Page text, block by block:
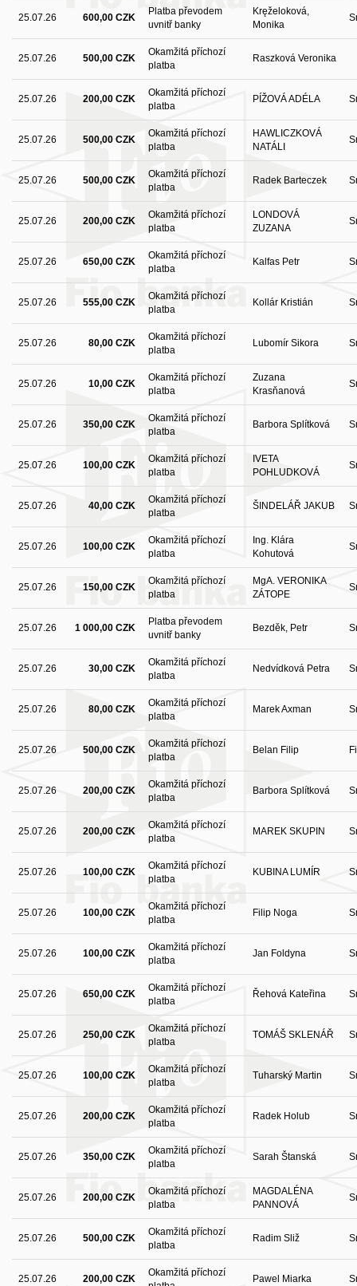
25.07.26 600,00 CZK
Platba převodem
uvnitř banky
Kręželoková,
Monika
25.07.26 500,00 CZK
Okamžitá příchozí
platba
Raszková Veronika
25.07.26 200,00 CZK
Okamžitá příchozí
platba
PÍŽOVÁ ADÉLA
25.07.26 500,00 CZK
Okamžitá příchozí
platba
HAWLICZKOVÁ
NATÁLI
25.07.26 500,00 CZK
Okamžitá příchozí
platba
Radek Barteczek
25.07.26 200,00 CZK
Okamžitá příchozí
platba
LONDOVÁ
ZUZANA
25.07.26 650,00 CZK
Okamžitá příchozí
platba
Kalfas Petr
25.07.26 555,00 CZK
Okamžitá příchozí
platba
Kollár Kristián
25.07.26 80,00 CZK
Okamžitá příchozí
platba
Lubomír Sikora
25.07.26 10,00 CZK
Okamžitá příchozí
platba
Zuzana
Krasňanová
25.07.26 350,00 CZK
Okamžitá příchozí
platba
Barbora Splítková
25.07.26 100,00 CZK
Okamžitá příchozí
platba
IVETA
POHLUDKOVÁ
25.07.26 40,00 CZK
Okamžitá příchozí
platba
ŠINDELÁŘ JAKUB
25.07.26 100,00 CZK
Okamžitá příchozí
platba
Ing. Klára
Kohutová
25.07.26 150,00 CZK
Okamžitá příchozí
platba
MgA. VERONIKA
ZÁTOPE
25.07.26 1 000,00 CZK
Platba převodem
uvnitř banky
Bezděk, Petr
25.07.26 30,00 CZK
Okamžitá příchozí
platba
Nedvídková Petra
25.07.26 80,00 CZK
Okamžitá příchozí
platba
Marek Axman
25.07.26 500,00 CZK
Okamžitá příchozí
platba
Belan Filip
25.07.26 200,00 CZK
Okamžitá příchozí
platba
Barbora Splítková
25.07.26 200,00 CZK
Okamžitá příchozí
platba
MAREK SKUPIN
25.07.26 100,00 CZK
Okamžitá příchozí
platba
KUBINA LUMÍR
25.07.26 100,00 CZK
Okamžitá příchozí
platba
Filip Noga
25.07.26 100,00 CZK
Okamžitá příchozí
platba
Jan Foldyna
25.07.26 650,00 CZK
Okamžitá příchozí
platba
Řehová Kateřina
25.07.26 250,00 CZK
Okamžitá příchozí
platba
TOMÁŠ SKLENÁŘ
25.07.26 100,00 CZK
Okamžitá příchozí
platba
Tuharský Martin
25.07.26 200,00 CZK
Okamžitá příchozí
platba
Radek Holub
25.07.26 350,00 CZK
Okamžitá příchozí
platba
Sarah Štanská
25.07.26 200,00 CZK
Okamžitá příchozí
platba
MAGDALÉNA
PANNOVÁ
25.07.26 500,00 CZK
Okamžitá příchozí
platba
Radim Sliž
25.07.26 200,00 CZK
Okamžitá příchozí
Pawel Miarka